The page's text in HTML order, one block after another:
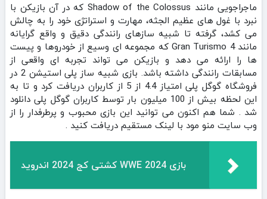
ماجراجویی مانند Shadow of the Colossus که در آن بازیکن با
نبرد با غول‌ های عظیم‌ الجثه، مهارت و استراتژی خود را به چالش
می‌ کشد، گرفته تا شبیه‌ سازهای رانندگی دقیق و واقع‌ گرایانه
مانند Gran Turismo 4 که مجموعه‌ ای وسیع از خودروها و پیست‌
ها را ارائه می‌ دهد و بازیکن می‌ تواند تجربه‌ ای واقعی از
مسابقات رانندگی داشته باشد. بازی شبیه ساز پلی استیشن 2 در
فروشگاه گوگل پلی امتیاز 4.4 از 5 از کاربران دریافت کرد و تا به
این لحظه بیش از 100 میلیون بار توسط کاربران گوگل پلی دانلود
شد . شما هم اکنون می توانید این بازی محبوب و پرطرفدار را از
وب سایت منو مود با لینک مستقیم دریافت کنید .
بازی WWE 2024 کشتی کج 2024 اندروید